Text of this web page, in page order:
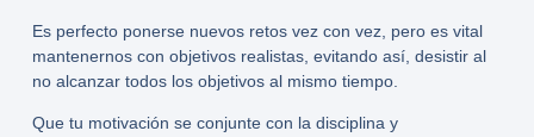
Es perfecto ponerse nuevos retos vez con vez, pero es vital
mantenernos con objetivos realistas, evitando así, desistir al
no alcanzar todos los objetivos al mismo tiempo.
Que tu motivación se conjunte con la disciplina y